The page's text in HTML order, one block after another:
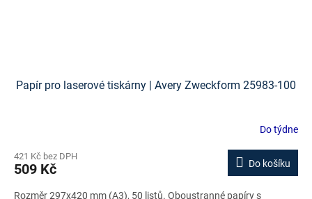
Papír pro laserové tiskárny | Avery Zweckform 25983-100
Do týdne
421 Kč bez DPH
509 Kč Do košíku
Rozměr 297x420 mm (A3), 50 listů. Oboustranné papíry s